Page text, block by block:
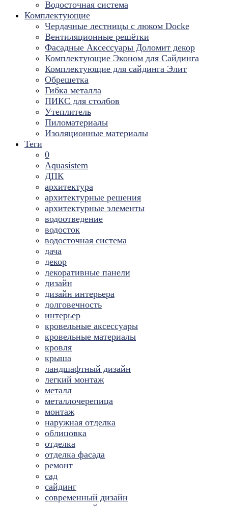
Водосточная система
Комплектующие
Чердачные лестницы с люком Docke
Вентиляционные решётки
Фасадные Аксессуары Доломит декор
Комплектующие Эконом для Сайдинга
Комплектующие для cайдинга Элит
Обрешетка
Гибка металла
ПИКС для столбов
Утеплитель
Пиломатериалы
Изоляционные материалы
Теги
0
Aquasistem
ДПК
архитектура
архитектурные решения
архитектурные элементы
водоотведение
водосток
водосточная система
дача
декор
декоративные панели
дизайн
дизайн интерьера
долговечность
интерьер
кровельные аксессуары
кровельные материалы
кровля
крыша
ландшафтный дизайн
легкий монтаж
металл
металлочерепица
монтаж
наружная отделка
облицовка
отделка
отделка фасада
ремонт
сад
сайдинг
современный дизайн